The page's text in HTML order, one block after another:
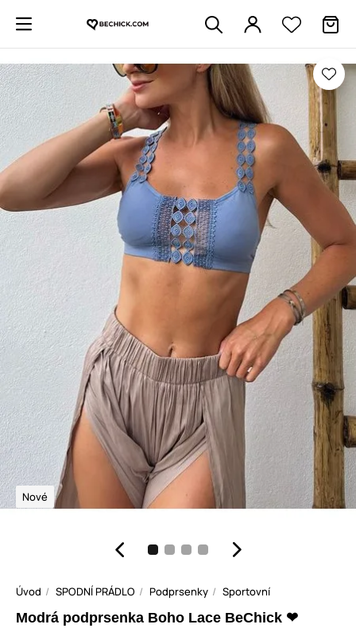
Nové
Úvod SPODNÍ PRÁDLO Podprsenky Sportovní
Modrá podprsenka Boho Lace BeChick ❤